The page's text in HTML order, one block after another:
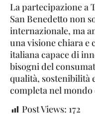
La partecipazione a
San Benedetto non
internazionale, ma
una visione chiara e
italiana capace di
bisogni del
qualità, sostenibilità
completa nel mondo
Post Views: 172